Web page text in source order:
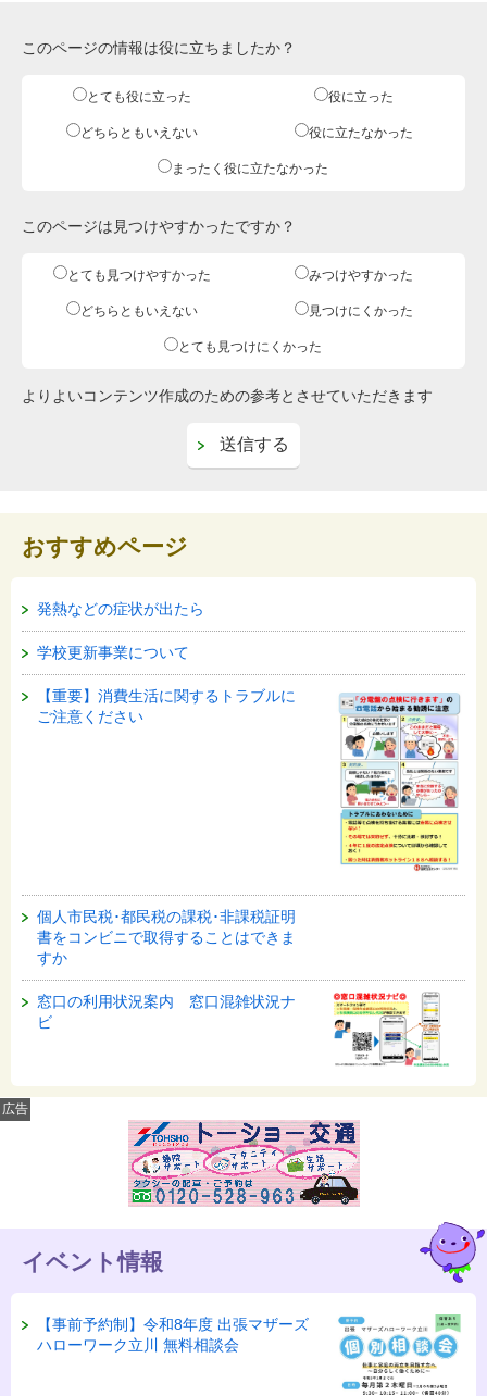
このページの情報は役に立ちましたか？
とても役に立った 役に立った
どちらともいえない 役に立たなかった
まったく役に立たなかった
このページは見つけやすかったですか？
とても見つけやすかった みつけやすかった
どちらともいえない 見つけにくかった
とても見つけにくかった
よりよいコンテンツ作成のための参考とさせていただきます
おすすめページ
発熱などの症状が出たら
学校更新事業について
【重要】消費生活に関するトラブルに
ご注意ください
個人市民税･都民税の課税･非課税証明
書をコンビニで取得することはできま
すか
窓口の利用状況案内 窓口混雑状況ナ
ビ
広告
イベント情報
【事前予約制】令和8年度 出張マザーズ
ハローワーク立川 無料相談会